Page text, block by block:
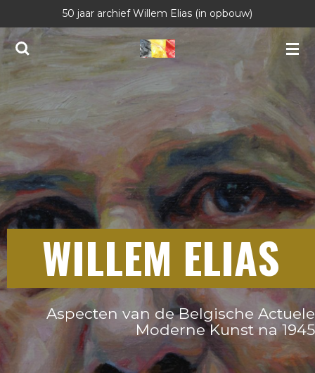
direct
naar
hoofdinhoud
50 jaar archief Willem Elias (in opbouw)
WILLEM ELIAS
Aspecten van de Belgische Actuele
Moderne Kunst na 1945